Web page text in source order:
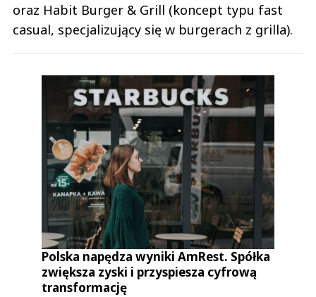
oraz Habit Burger & Grill (koncept typu fast
casual, specjalizujący się w burgerach z grilla).
Polska napędza wyniki AmRest. Spółka
zwiększa zyski i przyspiesza cyfrową
transformację